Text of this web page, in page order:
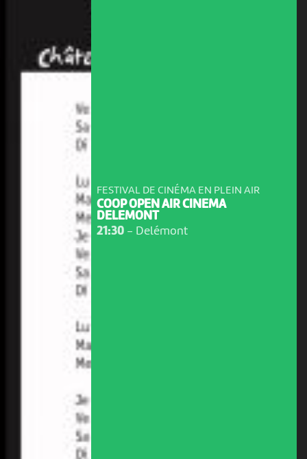
FESTIVAL DE CINÉMA EN PLEIN AIR
COOP OPEN AIR CINEMA
DELEMONT
21:30- Delémont